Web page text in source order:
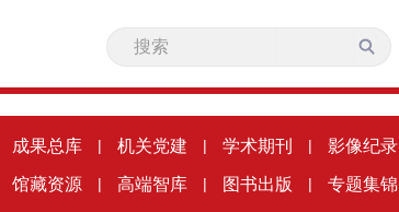
成果总库 | 机关党建 | 学术期刊 | 影像纪录
馆藏资源 | 高端智库 | 图书出版 | 专题集锦